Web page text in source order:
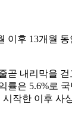
이후 13개월
곧 내리막을
률은 5.6%로
작한 이후 사